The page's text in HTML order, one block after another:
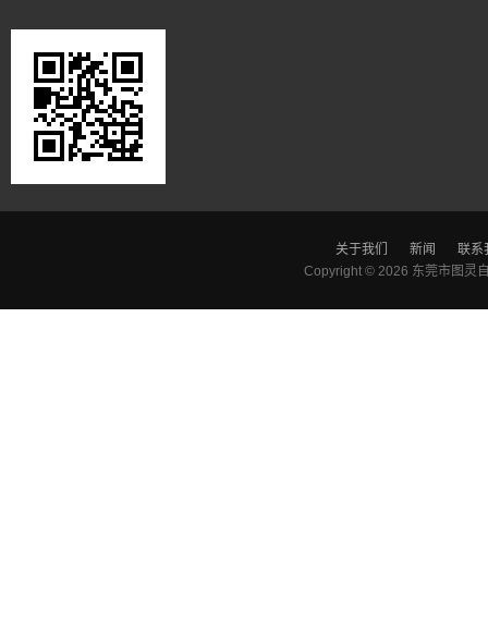
关于我们 新闻
联系
Copyright © 2026 东莞市图灵